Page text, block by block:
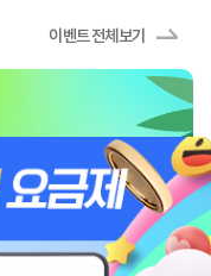
이벤트 전체보기